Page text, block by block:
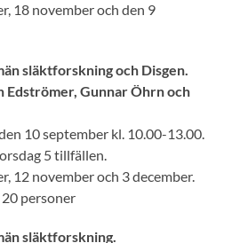
18 november och den 9
släktforskning och Disgen.
Edströmer, Gunnar Öhrn och
10 september kl. 10.00-13.00.
5 tillfällen.
12 november och 3 december.
personer
släktforskning.